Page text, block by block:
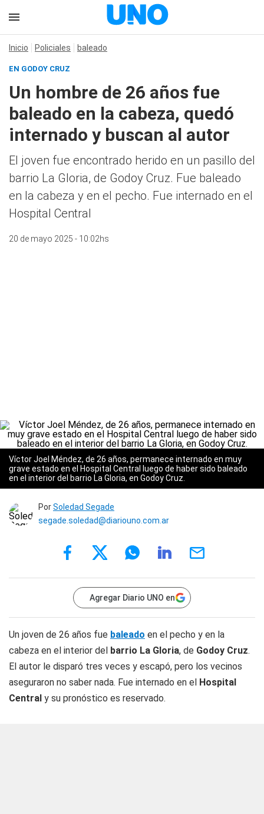
Inicio Policiales baleado
EN GODOY CRUZ
Un hombre de 26 años fue
baleado en la cabeza, quedó
internado y buscan al autor
El joven fue encontrado herido en un pasillo del
barrio La Gloria, de Godoy Cruz. Fue baleado
en la cabeza y en el pecho. Fue internado en el
Hospital Central
20 de mayo 2025 - 10:02hs
Víctor Joel Méndez, de 26 años, permanece internado en muy
grave estado en el Hospital Central luego de haber sido baleado
en el interior del barrio La Gloria, en Godoy Cruz.
PorSoledad Segade
segade.soledad@diariouno.com.ar
Agregar Diario UNO en
Un joven de 26 años fue baleado en el pecho y en la
cabeza en el interior del barrio La Gloria, de Godoy Cruz.
El autor le disparó tres veces y escapó, pero los vecinos
aseguraron no saber nada. Fue internado en el Hospital
Central y su pronóstico es reservado.